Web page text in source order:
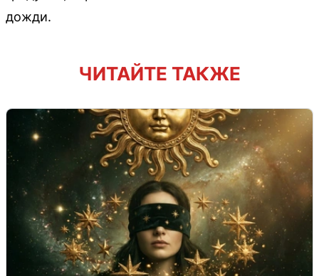
дожди.
ЧИТАЙТЕ ТАКЖЕ